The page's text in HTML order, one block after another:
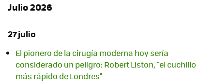
Julio 2026
27 julio
El pionero de la cirugía moderna hoy sería
considerado un peligro: Robert Liston, "el cuchillo
más rápido de Londres"